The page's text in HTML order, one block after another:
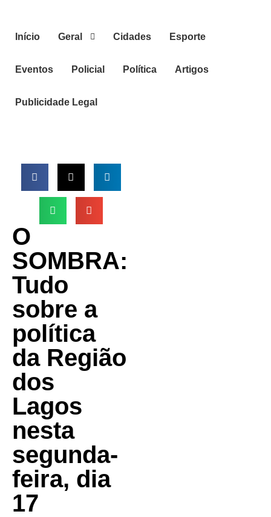
Início Geral Cidades Esporte
Eventos Policial Política Artigos
Publicidade Legal
O
SOMBRA:
Tudo
sobre a
política
da Região
dos
Lagos
nesta
segunda-
feira, dia
17